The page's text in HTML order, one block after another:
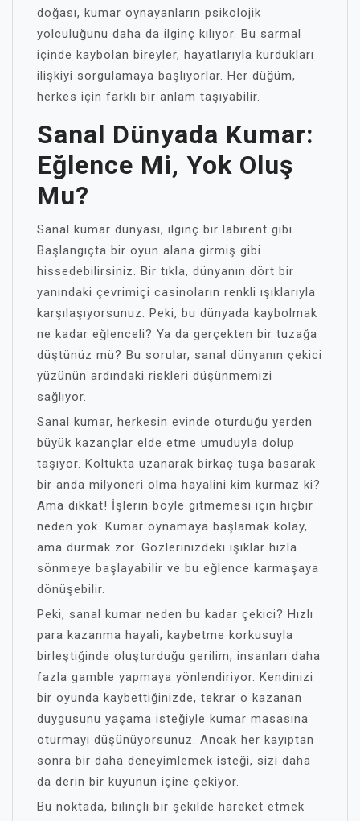
doğası, kumar oynayanların psikolojik
yolculuğunu daha da ilginç kılıyor. Bu sarmal
içinde kaybolan bireyler, hayatlarıyla kurdukları
ilişkiyi sorgulamaya başlıyorlar. Her düğüm,
herkes için farklı bir anlam taşıyabilir.
Sanal Dünyada Kumar:
Eğlence Mi, Yok Oluş
Mu?
Sanal kumar dünyası, ilginç bir labirent gibi.
Başlangıçta bir oyun alana girmiş gibi
hissedebilirsiniz. Bir tıkla, dünyanın dört bir
yanındaki çevrimiçi casinoların renkli ışıklarıyla
karşılaşıyorsunuz. Peki, bu dünyada kaybolmak
ne kadar eğlenceli? Ya da gerçekten bir tuzağa
düştünüz mü? Bu sorular, sanal dünyanın çekici
yüzünün ardındaki riskleri düşünmemizi
sağlıyor.
Sanal kumar, herkesin evinde oturduğu yerden
büyük kazançlar elde etme umuduyla dolup
taşıyor. Koltukta uzanarak birkaç tuşa basarak
bir anda milyoneri olma hayalini kim kurmaz ki?
Ama dikkat! İşlerin böyle gitmemesi için hiçbir
neden yok. Kumar oynamaya başlamak kolay,
ama durmak zor. Gözlerinizdeki ışıklar hızla
sönmeye başlayabilir ve bu eğlence karmaşaya
dönüşebilir.
Peki, sanal kumar neden bu kadar çekici? Hızlı
para kazanma hayali, kaybetme korkusuyla
birleştiğinde oluşturduğu gerilim, insanları daha
fazla gamble yapmaya yönlendiriyor. Kendinizi
bir oyunda kaybettiğinizde, tekrar o kazanan
duygusunu yaşama isteğiyle kumar masasına
oturmayı düşünüyorsunuz. Ancak her kayıptan
sonra bir daha deneyimlemek isteği, sizi daha
da derin bir kuyunun içine çekiyor.
Bu noktada, bilinçli bir şekilde hareket etmek